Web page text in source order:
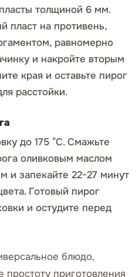
толщиной 6 мм.
пласт на противень,
равномерно
и накройте вторым
края и оставьте пирог
расстойки.
до 175 °C. Смажьте
оливковым маслом
и запекайте 22-27 минут
Готовый пирог
и остудите перед
блюдо,
простоту приготовления